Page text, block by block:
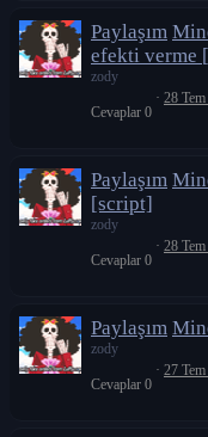
Paylaşım
efekti verme
zody
Cevaplar 0
28
Paylaşım
[script]
zody
Cevaplar 0
28
Paylaşım
zody
Cevaplar 0
27